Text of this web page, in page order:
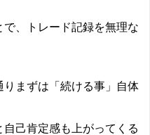
、トレード記録を無理な
まずは「続ける事」自体
己肯定感も上がってくる